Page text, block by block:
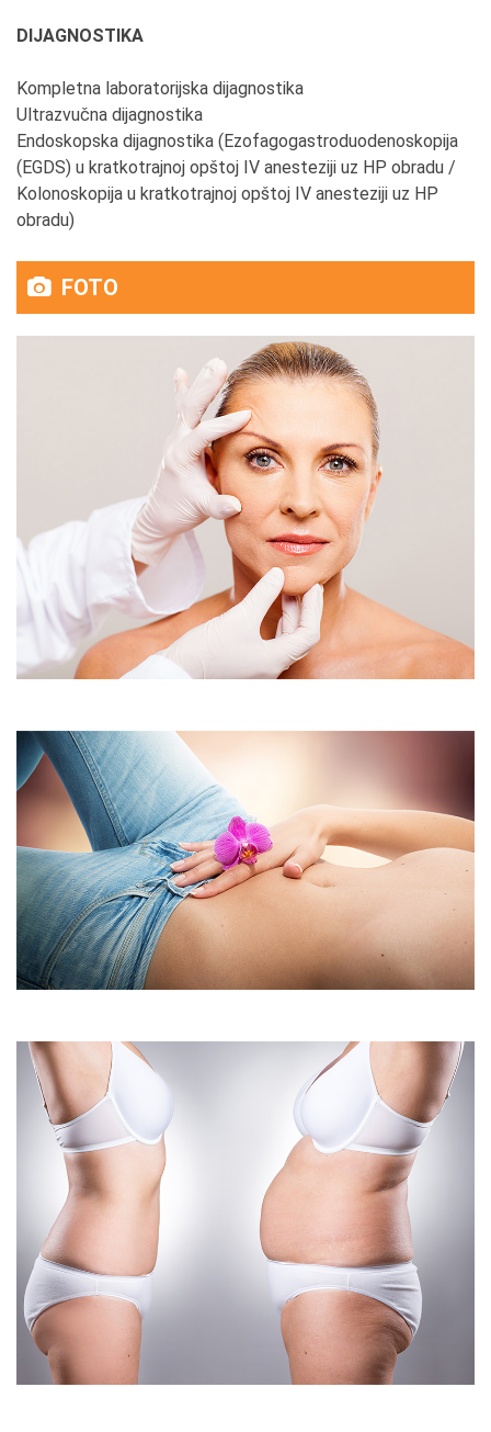
DIJAGNOSTIKA
Kompletna laboratorijska dijagnostika
Ultrazvučna dijagnostika
Endoskopska dijagnostika (Ezofagogastroduodenoskopija
(EGDS) u kratkotrajnoj opštoj IV anesteziji uz HP obradu /
Kolonoskopija u kratkotrajnoj opštoj IV anesteziji uz HP
obradu)
FOTO